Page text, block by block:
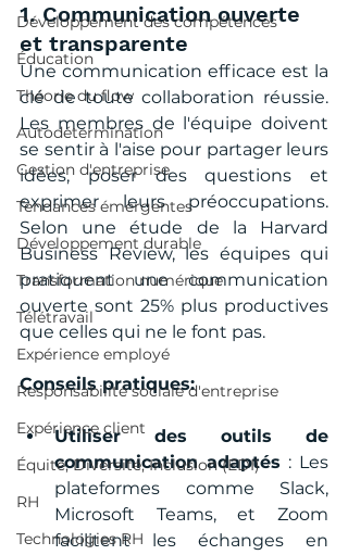
Développement des compétences
Éducation
Théorie du flow
Autodétermination
Gestion d'entreprise
Tendances émergentes
Développement durable
Transformation numérique
Télétravail
Expérience employé
Responsabilité sociale d'entreprise
Expérience client
Équité, Diversité, Inclusion (EDI)
RH
Technologies RH
1. Communication ouverte
et transparente
Une communication efficace est la
clé de toute collaboration réussie.
Les membres de l'équipe doivent
se sentir à l'aise pour partager leurs
idées, poser des questions et
exprimer leurs préoccupations.
Selon une étude de la Harvard
Business Review, les équipes qui
pratiquent une communication
ouverte sont 25% plus productives
que celles qui ne le font pas.
Conseils pratiques:
Utiliser des outils de
communication adaptés : Les
plateformes comme Slack,
Microsoft Teams, et Zoom
facilitent les échanges en